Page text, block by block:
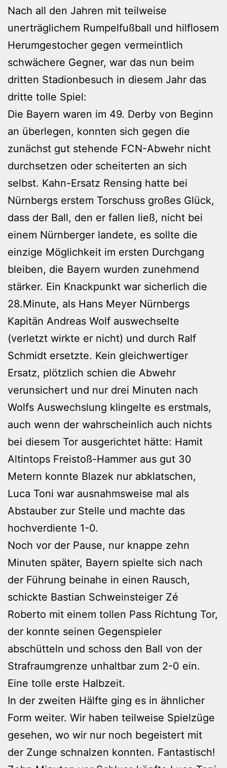
Nach all den Jahren mit teilweise
unerträglichem Rumpelfußball und hilflosem
Herumgestocher gegen vermeintlich
schwächere Gegner, war das nun beim
dritten Stadionbesuch in diesem Jahr das
dritte tolle Spiel:
Die Bayern waren im 49. Derby von Beginn
an überlegen, konnten sich gegen die
zunächst gut stehende FCN-Abwehr nicht
durchsetzen oder scheiterten an sich
selbst. Kahn-Ersatz Rensing hatte bei
Nürnbergs erstem Torschuss großes Glück,
dass der Ball, den er fallen ließ, nicht bei
einem Nürnberger landete, es sollte die
einzige Möglichkeit im ersten Durchgang
bleiben, die Bayern wurden zunehmend
stärker. Ein Knackpunkt war sicherlich die
28.Minute, als Hans Meyer Nürnbergs
Kapitän Andreas Wolf auswechselte
(verletzt wirkte er nicht) und durch Ralf
Schmidt ersetzte. Kein gleichwertiger
Ersatz, plötzlich schien die Abwehr
verunsichert und nur drei Minuten nach
Wolfs Auswechslung klingelte es erstmals,
auch wenn der wahrscheinlich auch nichts
bei diesem Tor ausgerichtet hätte: Hamit
Altintops Freistoß-Hammer aus gut 30
Metern konnte Blazek nur abklatschen,
Luca Toni war ausnahmsweise mal als
Abstauber zur Stelle und machte das
hochverdiente 1-0.
Noch vor der Pause, nur knappe zehn
Minuten später, Bayern spielte sich nach
der Führung beinahe in einen Rausch,
schickte Bastian Schweinsteiger Zé
Roberto mit einem tollen Pass Richtung Tor,
der konnte seinen Gegenspieler
abschütteln und schoss den Ball von der
Strafraumgrenze unhaltbar zum 2-0 ein.
Eine tolle erste Halbzeit.
In der zweiten Hälfte ging es in ähnlicher
Form weiter. Wir haben teilweise Spielzüge
gesehen, wo wir nur noch begeistert mit
der Zunge schnalzen konnten. Fantastisch!